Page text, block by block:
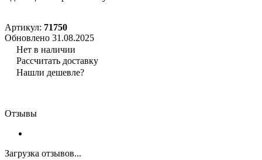
Артикул: 71750
Обновлено 31.08.2025
Нет в наличии
Рассчитать доставку
Нашли дешевле?
Отзывы
Загрузка отзывов...